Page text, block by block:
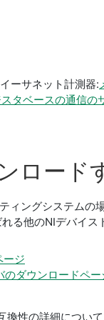
ーサネット計測器:
スタベースの通信
ロード
ィングシステムの
る他のNIデバイ
ージ
ダウンロードペー
換性の詳細につい